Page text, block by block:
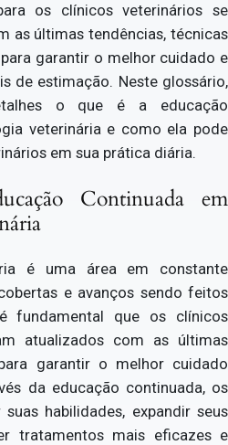
os clínicos veterinários se
as últimas tendências, técnicas
garantir o melhor cuidado e
de estimação. Neste glossário,
o que é a educação
veterinária e como ela pode
em sua prática diária.
Continuada em
é uma área em constante
e avanços sendo feitos
fundamental que os clínicos
atualizados com as últimas
garantir o melhor cuidado
da educação continuada, os
habilidades, expandir seus
tratamentos mais eficazes e